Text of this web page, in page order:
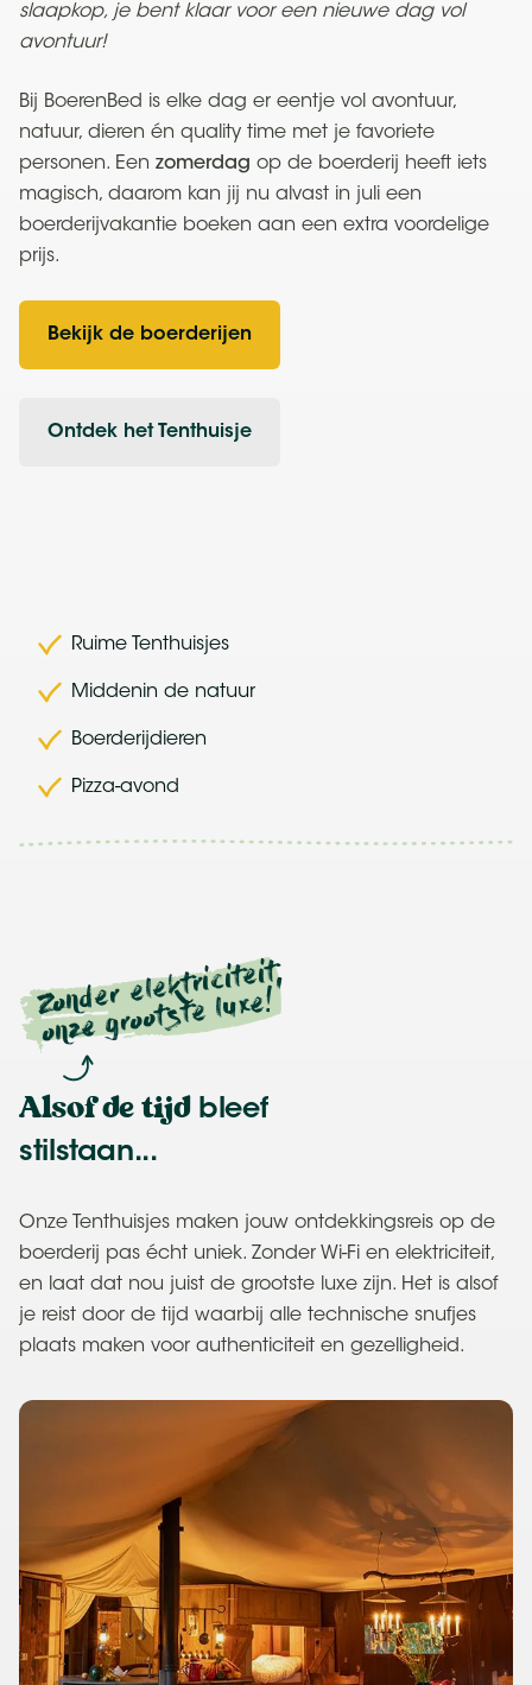
slaapkop, je bent klaar voor een nieuwe dag vol
avontuur!
Bij BoerenBed is elke dag er eentje vol avontuur,
natuur, dieren én quality time met je favoriete
personen. Een zomerdag op de boerderij heeft iets
magisch, daarom kan jij nu alvast in juli een
boerderijvakantie boeken aan een extra voordelige
prijs.
Bekijk de boerderijen
Ontdek het Tenthuisje
Ruime Tenthuisjes
Middenin de natuur
Boerderijdieren
Pizza-avond
Alsof de tijdbleef
stilstaan...
Zonder elektriciteit,
onze grootste luxe!
Onze Tenthuisjes maken jouw ontdekkingsreis op de
boerderij pas écht uniek. Zonder Wi-Fi en elektriciteit,
en laat dat nou juist de grootste luxe zijn. Het is alsof
je reist door de tijd waarbij alle technische snufjes
plaats maken voor authenticiteit en gezelligheid.